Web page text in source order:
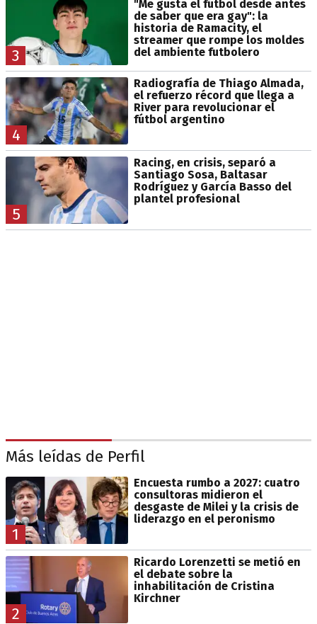
3
"Me gusta el fútbol desde antes
de saber que era gay": la
historia de Ramacity, el
streamer que rompe los moldes
del ambiente futbolero
4
Radiografía de Thiago Almada,
el refuerzo récord que llega a
River para revolucionar el
fútbol argentino
5
Racing, en crisis, separó a
Santiago Sosa, Baltasar
Rodríguez y García Basso del
plantel profesional
Más leídas de Perfil
1
Encuesta rumbo a 2027: cuatro
consultoras midieron el
desgaste de Milei y la crisis de
liderazgo en el peronismo
2
Ricardo Lorenzetti se metió en
el debate sobre la
inhabilitación de Cristina
Kirchner